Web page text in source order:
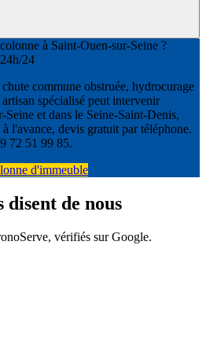
à Saint-Ouen-sur-Seine ?
24
commune obstruée, hydrocurage
spécialisé peut intervenir
et dans le Seine-Saint-Denis,
l'avance, devis gratuit par téléphone.
72 51 99 85.
d'immeuble
disent de nous
vérifiés sur Google.